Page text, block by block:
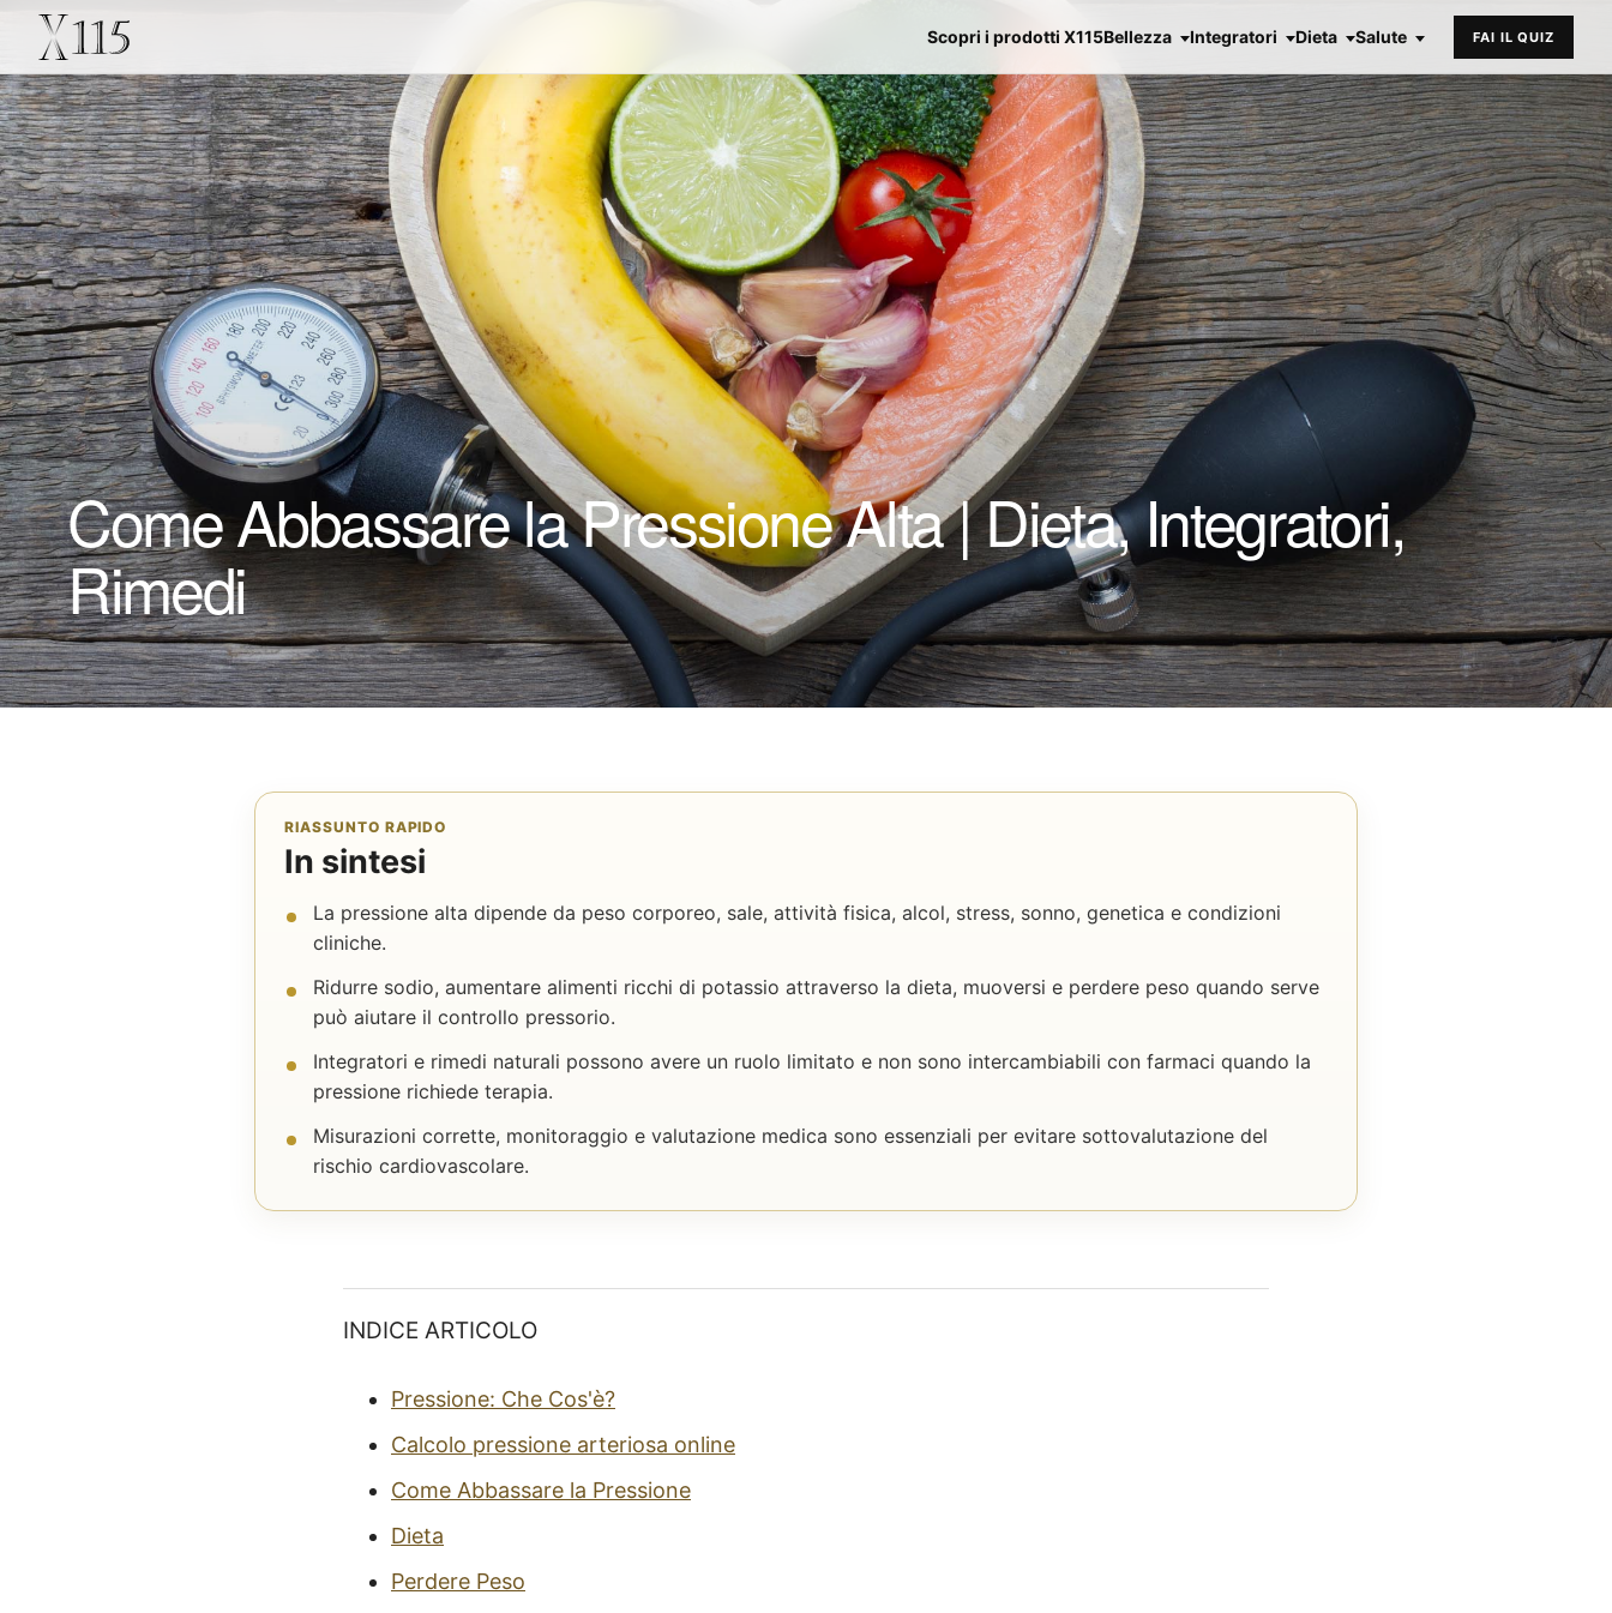
Scopri i prodotti X115Bellezza Integratori Dieta Salute FAI IL QUIZ
Come Abbassare la Pressione Alta | Dieta, Integratori,
Rimedi
RIASSUNTO RAPIDO
In sintesi
La pressione alta dipende da peso corporeo, sale, attività fisica, alcol, stress, sonno, genetica e condizioni
cliniche.
Ridurre sodio, aumentare alimenti ricchi di potassio attraverso la dieta, muoversi e perdere peso quando serve
può aiutare il controllo pressorio.
Integratori e rimedi naturali possono avere un ruolo limitato e non sono intercambiabili con farmaci quando la
pressione richiede terapia.
Misurazioni corrette, monitoraggio e valutazione medica sono essenziali per evitare sottovalutazione del
rischio cardiovascolare.
INDICE ARTICOLO
Pressione: Che Cos'è?
Calcolo pressione arteriosa online
Come Abbassare la Pressione
Dieta
Perdere Peso